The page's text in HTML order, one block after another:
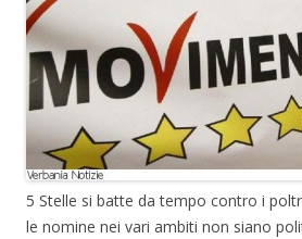
5 Stelle si batte da tempo contro i
le nomine nei vari ambiti non siano